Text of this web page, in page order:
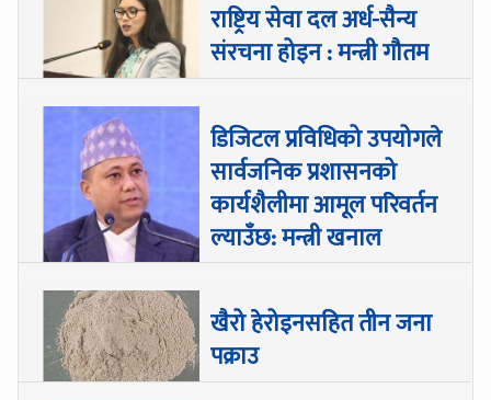
राष्ट्रिय सेवा दल अर्ध-सैन्य
संरचना होइन : मन्त्री गौतम
डिजिटल प्रविधिको उपयोगले
सार्वजनिक प्रशासनको
कार्यशैलीमा आमूल परिवर्तन
ल्याउँछ: मन्त्री खनाल
खैरो हेरोइनसहित तीन जना
पक्राउ